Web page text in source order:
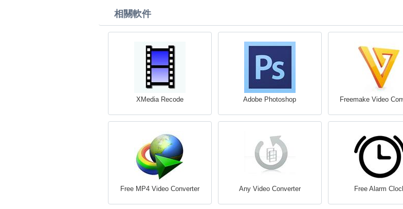
相關軟件
XMedia Recode Adobe Photoshop Freemake Video
Free MP4 Video Converter Any Video Converter Free Alarm